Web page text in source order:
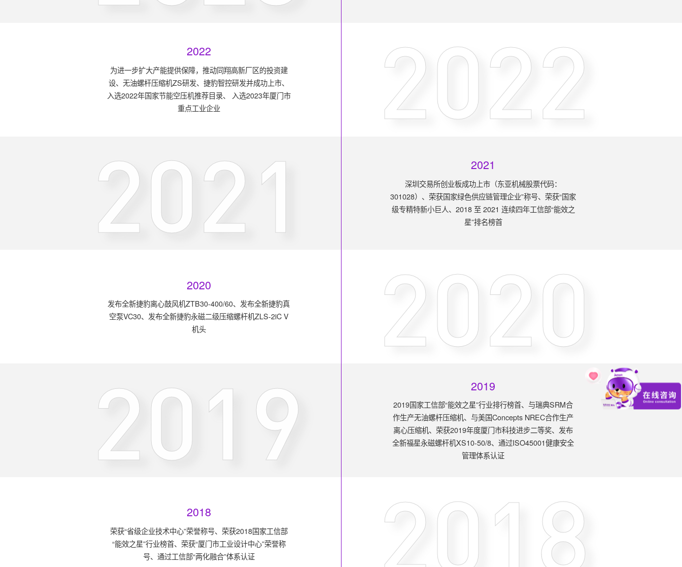
2022
为进一步扩大产能提供保障，推动同翔高新厂区的投资建
设、无油螺杆压缩机ZS研发、捷豹智控研发并成功上市、
入选2022年国家节能空压机推荐目录、 入选2023年厦门市
重点工业企业
2022
2021
深圳交易所创业板成功上市（东亚机械股票代码：
301028）、荣获国家绿色供应链管理企业”称号、荣获“国家
级专精特新小巨人、2018 至 2021 连续四年工信部“能效之
星”排名榜首
2021
2020
发布全新捷豹离心鼓风机ZTB30-400/60、发布全新捷豹真
空泵VC30、发布全新捷豹永磁二级压缩螺杆机ZLS-2iC V
机头
2020
2019
2019国家工信部“能效之星”行业排行榜首、与瑞典SRM合
作生产无油螺杆压缩机、与美国Concepts NREC合作生产
离心压缩机、荣获2019年度厦门市科技进步二等奖、发布
全新福星永磁螺杆机XS10-50/8、通过ISO45001健康安全
管理体系认证
2019
2018
荣获“省级企业技术中心”荣誉称号、荣获2018国家工信部
“能效之星”行业榜首、荣获“厦门市工业设计中心”荣誉称
号、通过工信部“两化融合”体系认证
2018